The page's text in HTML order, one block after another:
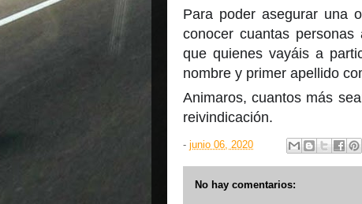
Para poder asegurar una
conocer cuantas
que quienes vayáis a
nombre y primer apellido
Animaros, cuantos más
reivindicación.
- junio 06, 2020
No hay comentarios: